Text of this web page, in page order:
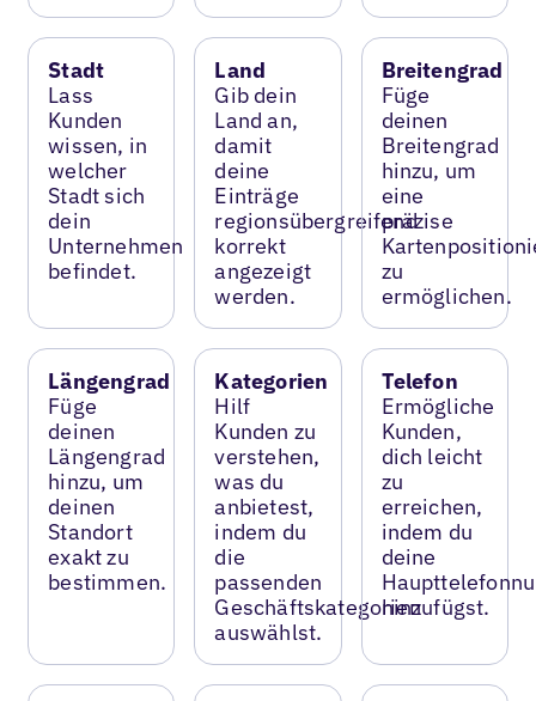
Stadt
Lass
Kunden
wissen, in
welcher
Stadt sich
dein
Unternehmen
befindet.
Land
Gib dein
Land an,
damit
deine
Einträge
regionsübergreifend
korrekt
angezeigt
werden.
Breitengrad
Füge
deinen
Breitengrad
hinzu, um
eine
präzise
zu
ermöglichen.
Längengrad
Füge
deinen
Längengrad
hinzu, um
deinen
Standort
exakt zu
bestimmen.
Kategorien
Hilf
Kunden zu
verstehen,
was du
anbietest,
indem du
die
passenden
Geschäftskategorien
auswählst.
Telefon
Ermögliche
Kunden,
dich leicht
zu
erreichen,
indem du
deine
hinzufügst.